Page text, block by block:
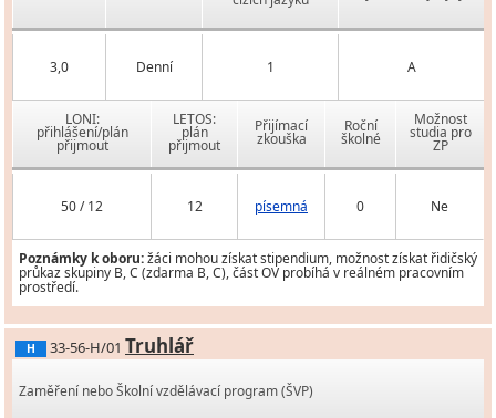
3,0 Denní 1 A
LONI:
přihlášení/plán
přijmout
LETOS:
plán
přijmout
Přijímací
zkouška
Roční
školné
Možnost
studia pro
ZP
50 / 12 12 písemná 0 Ne
Poznámky k oboru:žáci mohou získat stipendium, možnost získat řidičský
průkaz skupiny B, C (zdarma B, C), část OV probíhá v reálném pracovním
prostředí.
H 33-56-H/01 Truhlář
Zaměření nebo Školní vzdělávací program (ŠVP)